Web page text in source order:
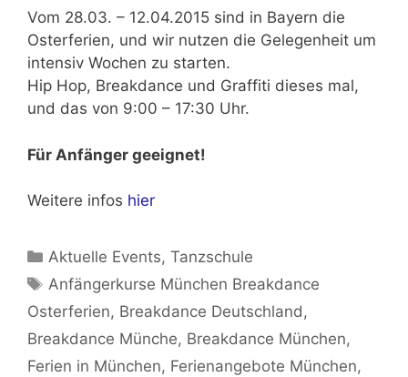
Vom 28.03. – 12.04.2015 sind in Bayern die
Osterferien, und wir nutzen die Gelegenheit um
intensiv Wochen zu starten.
Hip Hop, Breakdance und Graffiti dieses mal,
und das von 9:00 – 17:30 Uhr.
Für Anfänger geeignet!
Weitere infos hier
Kategorien
Aktuelle Events,Tanzschule
Schlagwörter
Anfängerkurse München Breakdance
Osterferien, Breakdance Deutschland,
Breakdance Münche, Breakdance München,
Ferien in München, Ferienangebote München,